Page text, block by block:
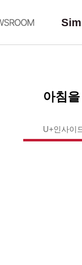
아침
U+인사이